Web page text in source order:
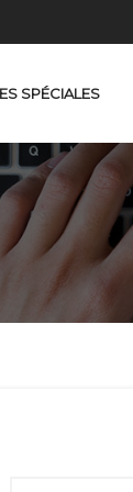
ville)
SPÉCIALES